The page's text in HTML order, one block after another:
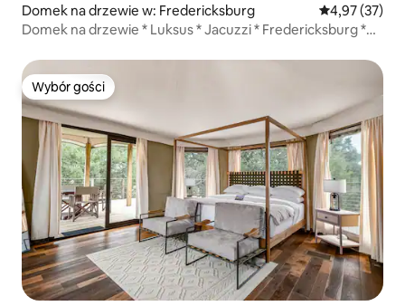
Domek na drzewie w: Fredericksburg Średnia
4,97 (37)
Domek na drzewie * Luksus * Jacuzzi * Fredericksburg *
Wybór gości
Wybór gości